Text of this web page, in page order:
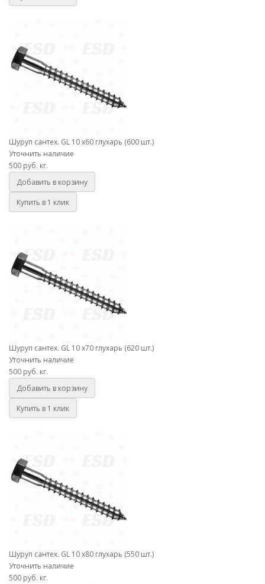
Шуруп сантех. GL 10 х60 глухарь (600 шт.)
Уточнить наличие
500 руб. кг.
Добавить в корзину
Купить в 1 клик
Шуруп сантех. GL 10 х70 глухарь (620 шт.)
Уточнить наличие
500 руб. кг.
Добавить в корзину
Купить в 1 клик
Шуруп сантех. GL 10 х80 глухарь (550 шт.)
Уточнить наличие
500 руб. кг.